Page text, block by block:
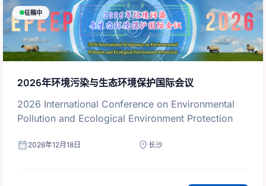
征稿中
2026年环境污染与生态环境保护国际会议
2026 International Conference on Environmental
Pollution and Ecological Environment Protection
calendar_month 2026年12月18日 location_on 长沙